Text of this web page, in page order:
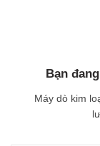
Bạn
Máy dò kim